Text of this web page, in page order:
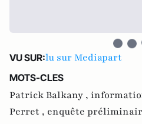
VU SUR:lu sur Mediapart
MOTS-CLES
Patrick Balkany ,
Perret , enquête